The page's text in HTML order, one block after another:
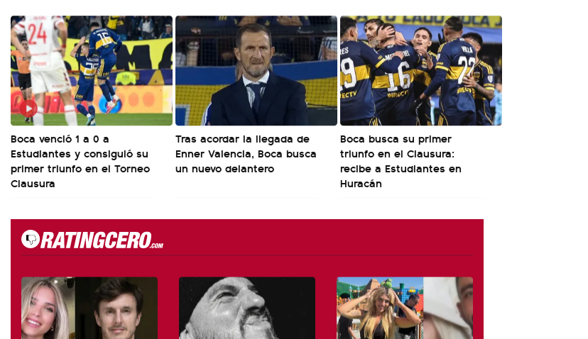
Boca venció 1 a 0 a
Estudiantes y consiguió su
primer triunfo en el Torneo
Clausura
Tras acordar la llegada de
Enner Valencia, Boca busca
un nuevo delantero
Boca busca su primer
triunfo en el Clausura:
recibe a Estudiantes en
Huracán